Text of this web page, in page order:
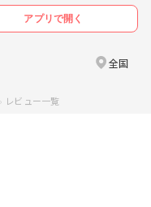
アプリで開く
全国
レビュー一覧